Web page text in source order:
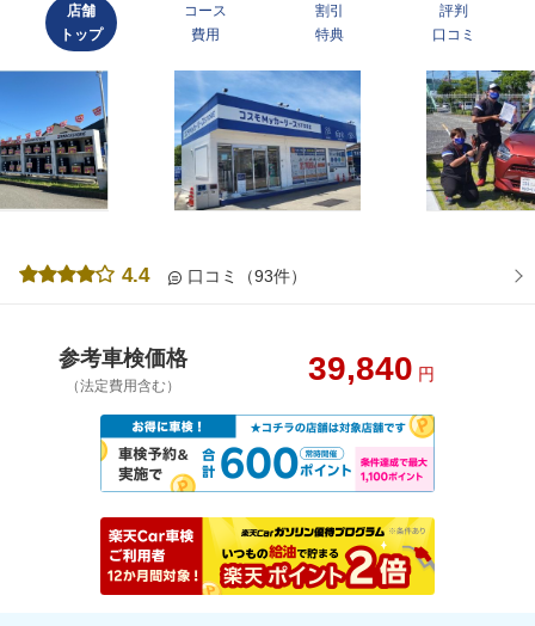
店舗
トップ
コース
費用
割引
特典
評判
口コミ
4.4 口コミ（93件）
参考車検価格
（法定費用含む） 39,840 円